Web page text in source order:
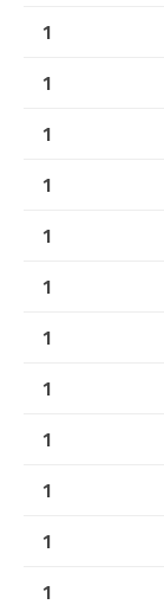
1
1
1
1
1
1
1
1
1
1
1
1